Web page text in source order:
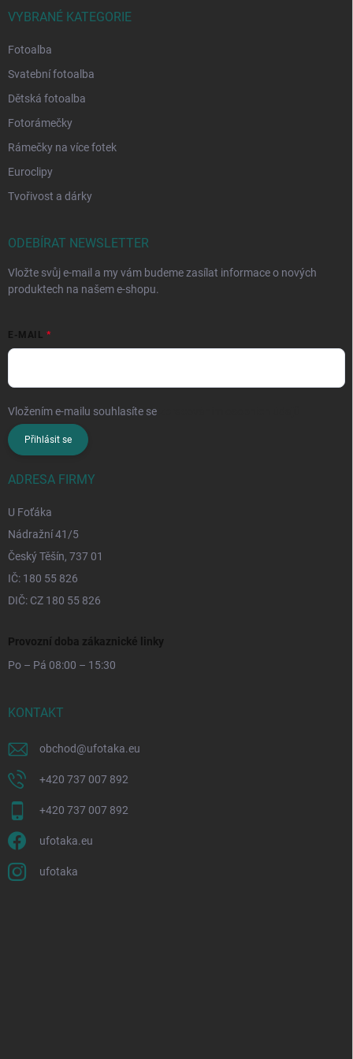
VYBRANÉ KATEGORIE
Fotoalba
Svatební fotoalba
Dětská fotoalba
Fotorámečky
Rámečky na více fotek
Euroclipy
Tvořivost a dárky
ODEBÍRAT NEWSLETTER
Vložte svůj e-mail a my vám budeme zasílat informace o nových
produktech na našem e-shopu.
E-MAIL
Vložením e-mailu souhlasíte se
Přihlásit se
ADRESA FIRMY
U Foťáka
Nádražní 41/5
Český Těšín, 737 01
IČ: 180 55 826
DIČ: CZ 180 55 826
Provozní doba zákaznické linky
Po – Pá 08:00 – 15:30
KONTAKT
obchod@ufotaka.eu
+420 737 007 892
+420 737 007 892
ufotaka.eu
ufotaka